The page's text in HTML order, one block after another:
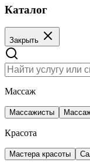
Каталог
Закрыть
Массаж
Массажисты
Красота
Мастера красоты